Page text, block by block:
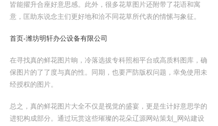
皆能擢升合座好意思感。此外，很多花草图片还附带了花语和寓
意，匡助东说念主们更好地和洽不同花草所代表的情愫与象征。
首页-潍坊明轩办公设备有限公司
在寻找真的鲜花图片晌，冷落选拔专科照相平台或高质料图库，确
保图片的了了度与真的性。同期，也要严防版权问题，幸免使用未
经授权的图片。
总之，真的鲜花图片大全不仅是视觉的盛宴，更是生计好意思学的
进犯构成部分。通过玩赏这些璀璨的花朵辽源网站策划_网站建设